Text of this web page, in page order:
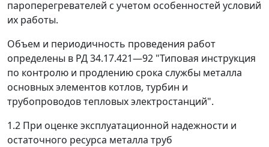
пароперегревателей с учетом особенностей условий
их работы.
Объем и периодичность проведения работ
определены в РД 34.17.421—92 "Типовая инструкция
по контролю и продлению срока службы металла
основных элементов котлов, турбин и
трубопроводов тепловых электростанций".
1.2 При оценке эксплуатационной надежности и
остаточного ресурса металла труб